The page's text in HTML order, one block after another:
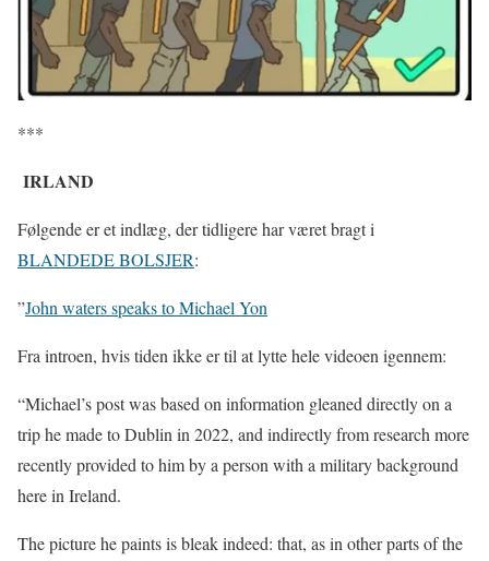
***
IRLAND
Følgende er et indlæg, der tidligere har været bragt i
BLANDEDE BOLSJER:
”John waters speaks to Michael Yon
Fra introen, hvis tiden ikke er til at lytte hele videoen igennem:
“Michael’s post was based on information gleaned directly on a
trip he made to Dublin in 2022, and indirectly from research more
recently provided to him by a person with a military background
here in Ireland.
The picture he paints is bleak indeed: that, as in other parts of the